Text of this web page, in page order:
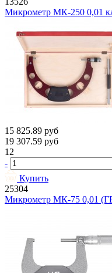
Микрометр МК-250 0,01
15 825.89 руб
19 307.59 руб
12
-
Купить
25304
Микрометр МК-75 0,01